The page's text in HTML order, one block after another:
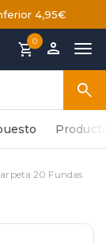
4,95€
0
shopping_cart person
search
20 Fundas